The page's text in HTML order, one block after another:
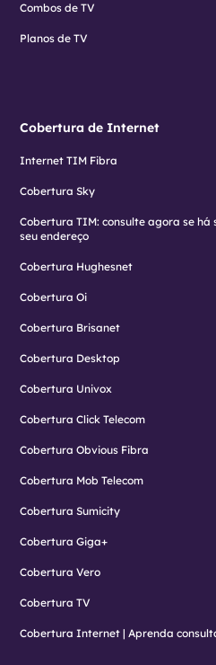
Combos de TV
Planos de TV
Cobertura de Internet
Internet TIM Fibra
Cobertura Sky
Cobertura TIM: consulte agora se há
seu endereço
Cobertura Hughesnet
Cobertura Oi
Cobertura Brisanet
Cobertura Desktop
Cobertura Univox
Cobertura Click Telecom
Cobertura Obvious Fibra
Cobertura Mob Telecom
Cobertura Sumicity
Cobertura Giga+
Cobertura Vero
Cobertura TV
Cobertura Internet | Aprenda